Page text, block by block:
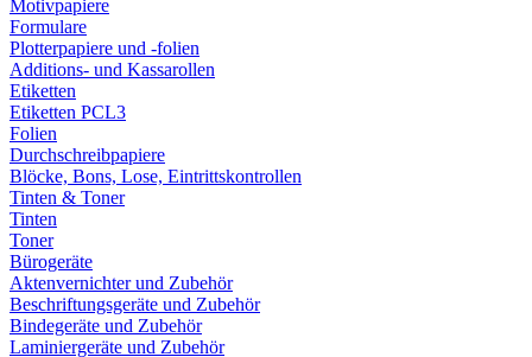
Motivpapiere
Formulare
Plotterpapiere und -folien
Additions- und Kassarollen
Etiketten
Etiketten PCL3
Folien
Durchschreibpapiere
Blöcke, Bons, Lose, Eintrittskontrollen
Tinten & Toner
Tinten
Toner
Bürogeräte
Aktenvernichter und Zubehör
Beschriftungsgeräte und Zubehör
Bindegeräte und Zubehör
Laminiergeräte und Zubehör